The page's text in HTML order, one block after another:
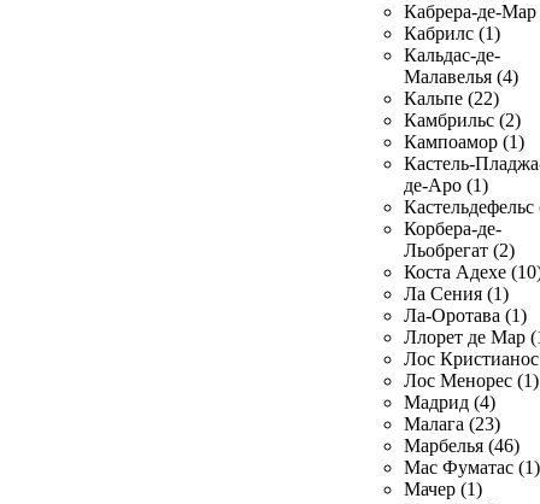
Кабрера-де-Мар
Кабрилс (1)
Кальдас-де-
Малавелья (4)
Кальпе (22)
Камбрильс (2)
Кампоамор (1)
Кастель-
де-Аро (1)
Кастельдефельс
Корбера-де-
Льобрегат (2)
Коста Адехе
Ла Сения (1)
Ла-Оротава (1)
Ллорет де Мар
Лос
Лос Менорес (1)
Мадрид (4)
Малага (23)
Марбелья (46)
Мас Фуматас (1)
Мачер (1)